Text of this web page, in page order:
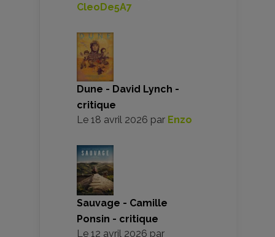
CleoDe5A7
Dune - David Lynch -
critique
Le 18 avril 2026 par Enzo
Sauvage - Camille
Ponsin - critique
Le 12 avril 2026 par